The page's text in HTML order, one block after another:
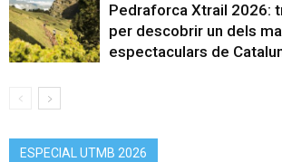
Pedraforca Xtrail 2026:
per descobrir un dels
espectaculars de
ESPECIAL UTMB 2026